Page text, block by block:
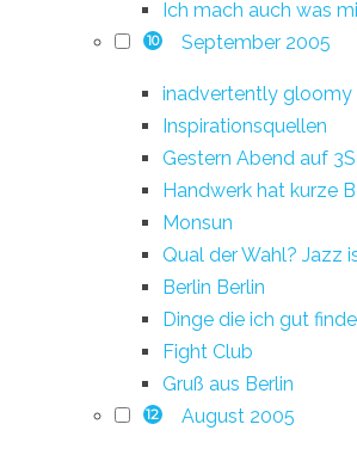
Ich mach auch was
10 September 2005
inadvertently gloomy
Inspirationsquellen
Gestern Abend auf
Handwerk hat kurze
Monsun
Qual der Wahl? Jazz
Berlin Berlin
Dinge die ich gut finde
Fight Club
Gruß aus Berlin
12 August 2005